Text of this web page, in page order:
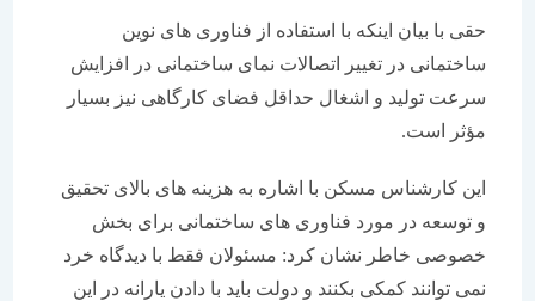
حقی با بیان اینکه با استفاده از فناوری های نوین
ساختمانی در تغییر اتصالات نمای ساختمانی در افزایش
سرعت تولید و اشغال حداقل فضای کارگاهی نیز بسیار
مؤثر است.
این کارشناس مسکن با اشاره به هزینه های بالای تحقیق
و توسعه در مورد فناوری های ساختمانی برای بخش
خصوصی خاطر نشان کرد: مسئولان فقط با دیدگاه خرد
نمی توانند کمکی بکنند و دولت باید با دادن یارانه در این